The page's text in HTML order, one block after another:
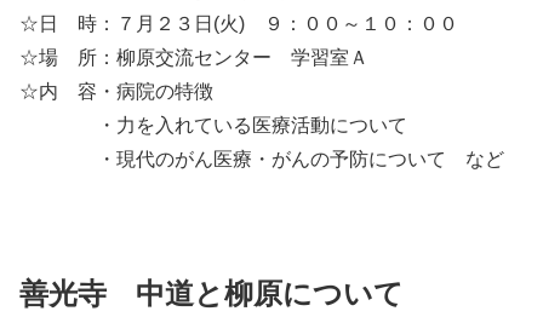
☆日 時：７月２３日(火) ９：００～１０：００
☆場 所：柳原交流センター 学習室Ａ
☆内 容・病院の特徴
・力を入れている医療活動について
・現代のがん医療・がんの予防について など
善光寺 中道と柳原について